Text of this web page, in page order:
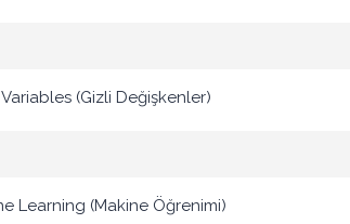
(Gizli Değişkenler)
Learning (Makine Öğrenimi)